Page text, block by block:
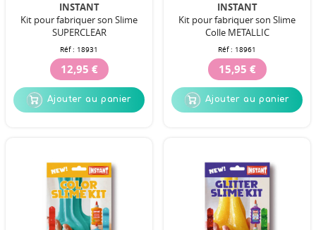
INSTANT
Kit pour fabriquer son Slime
SUPERCLEAR
Réf : 18931
12,95 €
Ajouter au panier
INSTANT
Kit pour fabriquer son Slime
Colle METALLIC
Réf : 18961
15,95 €
Ajouter au panier